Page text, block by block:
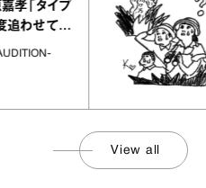
タイプ
せてく
View all